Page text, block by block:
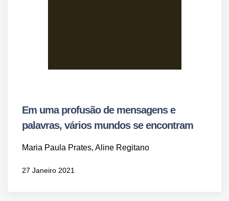
Em uma profusão de mensagens e
palavras, vários mundos se encontram
Maria Paula Prates, Aline Regitano
27 Janeiro 2021